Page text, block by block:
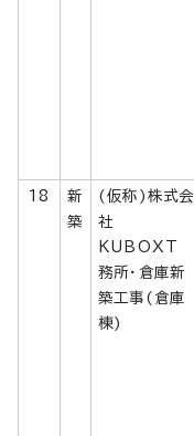
18
新
築
(仮称)株式会
社
KUBOXT
務所・倉庫新
築工事(倉庫
棟)